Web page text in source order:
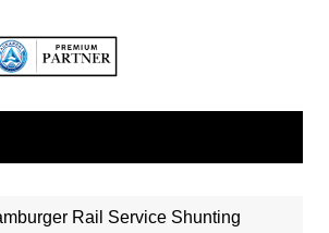
Rail Service Shunting